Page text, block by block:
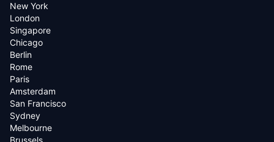
New York
London
Singapore
Chicago
Berlin
Rome
Paris
Amsterdam
San Francisco
Sydney
Melbourne
Brussels